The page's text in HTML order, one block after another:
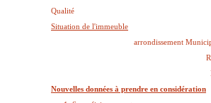
Qualité
Situation de l'immeuble
arrondissement
Nouvelles données à prendre en considération